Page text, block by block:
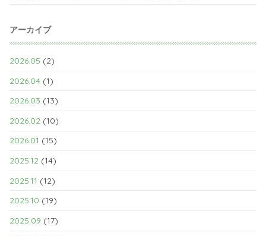
アーカイブ
2026.05 (2)
2026.04 (1)
2026.03 (13)
2026.02 (10)
2026.01 (15)
2025.12 (14)
2025.11 (12)
2025.10 (19)
2025.09 (17)